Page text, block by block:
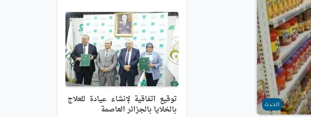
الحدث توقيع اتفاقية لإنشاء عيادة للعلاج
بالخلايا بالجزائر العاصمة